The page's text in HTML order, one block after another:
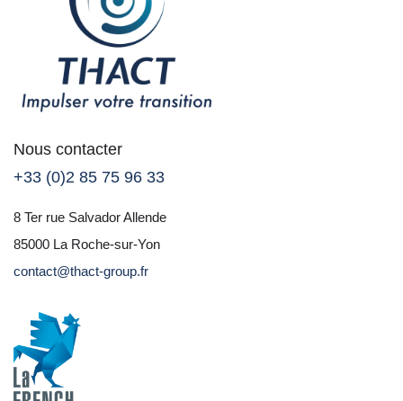
Nous contacter
+33 (0)2 85 75 96 33
8 Ter rue Salvador Allende
85000 La Roche-sur-Yon
contact@thact-group.fr